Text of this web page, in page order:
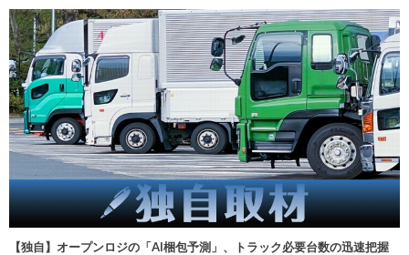
【独自】オープンロジの「AI梱包予測」、トラック必要台数の迅速把握